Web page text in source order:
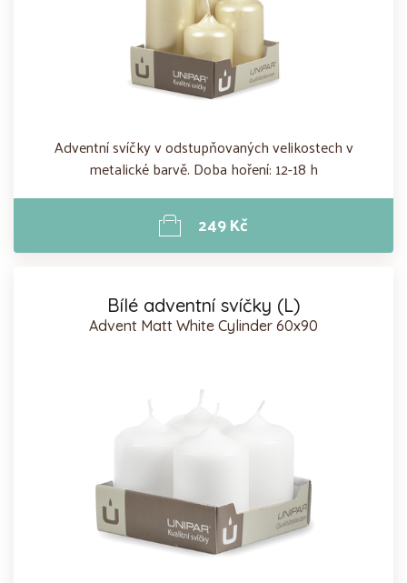
Adventní svíčky v odstupňovaných velikostech v
metalické barvě. Doba hoření: 12-18 h
249 Kč
Bílé adventní svíčky (L)
Advent Matt White Cylinder 60x90